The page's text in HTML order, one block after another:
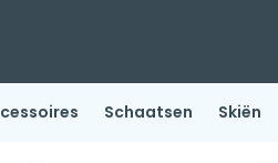
Schaatsen Skiën